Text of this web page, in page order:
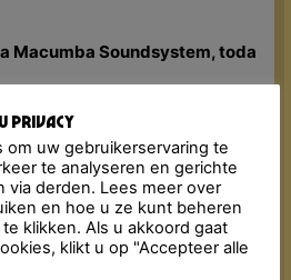
Macumba Soundsystem, toda
9, Deventer
AM
fee)
hiervan heb je een €2
(breng een geldige ID)
uitverkocht? Ga dan naar
privacy
om uw gebruikerservaring te
te analyseren en gerichte
via derden. Lees meer over
en hoe u ze kunt beheren
klikken. Als u akkoord gaat
klikt u op "Accepteer alle